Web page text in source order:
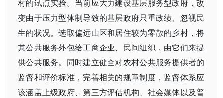
村的试点实验。当前应大力建设基层服务型政府，改
变由于压力型体制导致的基层政府只重政绩、忽视民
生的状况。选取偏远山区和居住较为零散的乡村，将
其公共服务外包给工商企业、民间组织，由它们来提
供公共服务。同时建立健全对农村公共服务提供者的
监督和评价标准，完善相关的规章制度，监督体系应
该涵盖上级政府、第三方评估机构、社会媒体以及普